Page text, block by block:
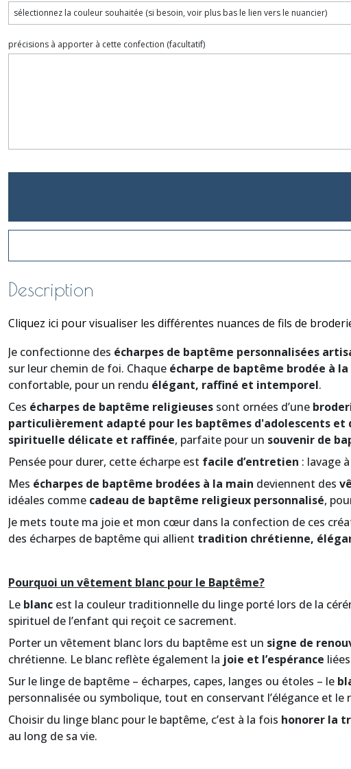
précisions à apporter à cette confection (facultatif)
Description
Cliquez ici pour visualiser les différentes nuances de fils de
Je confectionne des écharpes de baptême personnalisées
sur leur chemin de foi. Chaque écharpe de baptême brodée à
confortable, pour un rendu élégant, raffiné et intemporel.
Ces écharpes de baptême religieuses sont ornées d’une
particulièrement adapté pour les baptêmes d'adolescents
spirituelle délicate et raffinée, parfaite pour un souvenir de
Pensée pour durer, cette écharpe est facile d’entretien : lavage
Mes écharpes de baptême brodées à la main deviennent des
idéales comme cadeau de baptême religieux personnalisé,
Je mets toute ma joie et mon cœur dans la confection de ces
des écharpes de baptême qui allient tradition chrétienne,
Pourquoi un vêtement blanc pour le Baptême?
Le blanc est la couleur traditionnelle du linge porté lors de la
spirituel de l’enfant qui reçoit ce sacrement.
Porter un vêtement blanc lors du baptême est un signe de
chrétienne. Le blanc reflète également la joie et l’espérance
Sur le linge de baptême – écharpes, capes, langes ou étoles – le
personnalisée ou symbolique, tout en conservant l’élégance et
Choisir du linge blanc pour le baptême, c’est à la fois honorer la
au long de sa vie.